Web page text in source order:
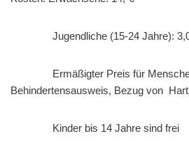
Jugendliche (15-24 Jahre):
Ermäßigter Preis für
Behindertensausweis, Bezug von
Kinder bis 14 Jahre sind frei